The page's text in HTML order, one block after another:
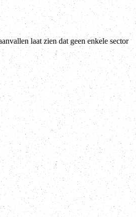
laat zien dat geen enkele sector